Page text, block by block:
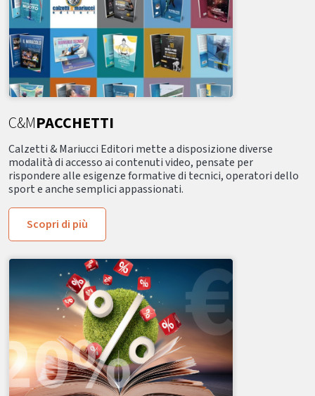
C&MPACCHETTI
Calzetti & Mariucci Editori mette a disposizione diverse
modalità di accesso ai contenuti video, pensate per
rispondere alle esigenze formative di tecnici, operatori dello
sport e anche semplici appassionati.
Scopri di più